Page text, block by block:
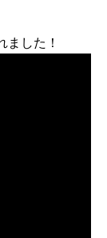
ました！